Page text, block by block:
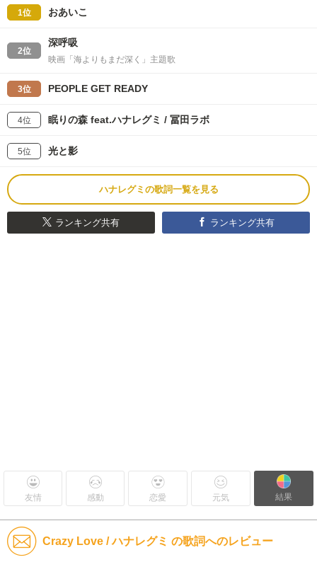
1位 おあいこ
2位
深呼吸
映画「海よりもまだ深く」主題歌
3位 PEOPLE GET READY
4位 眠りの森 feat.ハナレグミ / 冨田ラボ
5位 光と影
ハナレグミの歌詞一覧を見る
ランキング共有 ランキング共有
友情 感動 恋愛 元気 結果
Crazy Love / ハナレグミ の歌詞へのレビュー